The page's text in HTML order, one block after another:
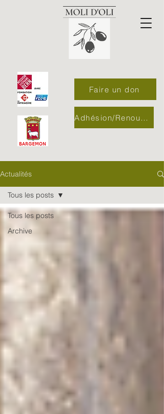
Adhésion/Renouvellement
Faire un don
Actualités
Tous les posts
Archive
Tous les posts